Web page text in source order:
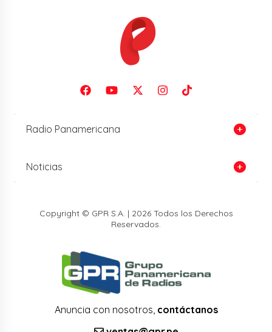
Radio Panamericana
Noticias
Copyright © GPR S.A. | 2026 Todos los Derechos
Reservados.
Anuncia con nosotros, contáctanos